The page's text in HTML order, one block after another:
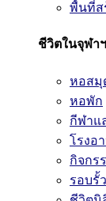
พื้นที่ส
ชีวิตในจุฬาฯ
หอสมุ
หอพัก
กีฬาแ
โรงอ
กิจกร
รอบรั้